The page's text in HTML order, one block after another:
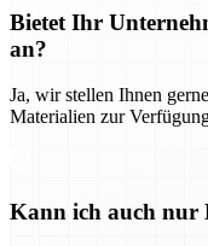
Bietet Ihr
an?
Ja, wir stellen Ihnen
Materialien zur
Kann ich auch nur